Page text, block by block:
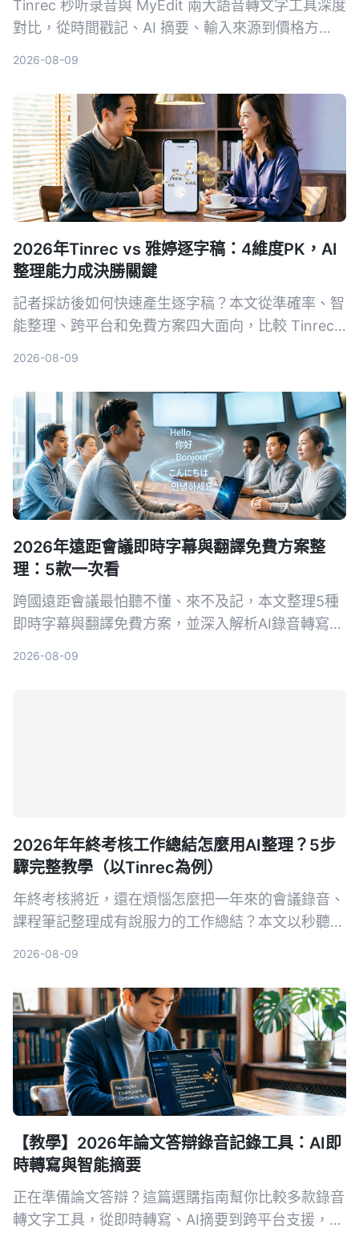
Tinrec 秒听录音與 MyEdit 兩大語音轉文字工具深度
對比，從時間戳記、AI 摘要、輸入來源到價格方
2026-08-09
2026年Tinrec vs 雅婷逐字稿：4維度PK，AI
整理能力成決勝關鍵
記者採訪後如何快速產生逐字稿？本文從準確率、智
能整理、跨平台和免費方案四大面向，比較 Tinrec
2026-08-09
2026年遠距會議即時字幕與翻譯免費方案整
理：5款一次看
跨國遠距會議最怕聽不懂、來不及記，本文整理5種
即時字幕與翻譯免費方案，並深入解析AI錄音轉寫工
2026-08-09
2026年年終考核工作總結怎麼用AI整理？5步
驟完整教學（以Tinrec為例）
年終考核將近，還在煩惱怎麼把一年來的會議錄音、
課程筆記整理成有說服力的工作總結？本文以秒聽錄
提取關鍵績效，輕鬆完成年度自我評估。
2026-08-09
【教學】2026年論文答辯錄音記錄工具：AI即
時轉寫與智能摘要
正在準備論文答辯？這篇選購指南幫你比較多款錄音
轉文字工具，從即時轉寫、AI摘要到跨平台支援，推